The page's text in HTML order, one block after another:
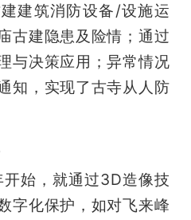
建筑消防设备/设施运
古建隐患及险情；通过
与决策应用；异常情况
知，实现了古寺从人防
始，就通过3D造像技
字化保护，如对飞来峰